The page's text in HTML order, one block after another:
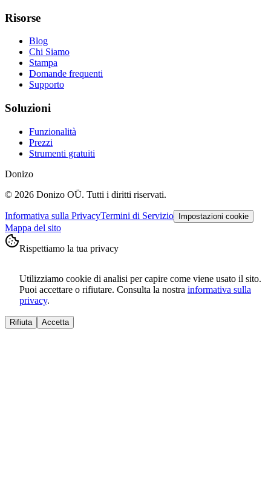
Risorse
Blog
Chi Siamo
Stampa
Domande frequenti
Supporto
Soluzioni
Funzionalità
Prezzi
Strumenti gratuiti
Donizo
© 2026 Donizo OÜ. Tutti i diritti riservati.
Informativa sulla PrivacyTermini di Servizio Impostazioni cookie
Mappa del sito
Rispettiamo la tua privacy
Utilizziamo cookie di analisi per capire come viene usato il sito.
Puoi accettare o rifiutare. Consulta la nostra informativa sulla
privacy.
Rifiuta Accetta